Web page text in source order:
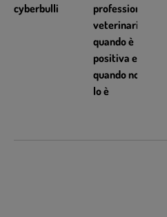
cyberbullismo
professione
veterinaria:
quando è
positiva e
quando non
lo è